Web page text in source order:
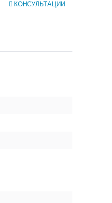
КОНСУЛЬТАЦИИ